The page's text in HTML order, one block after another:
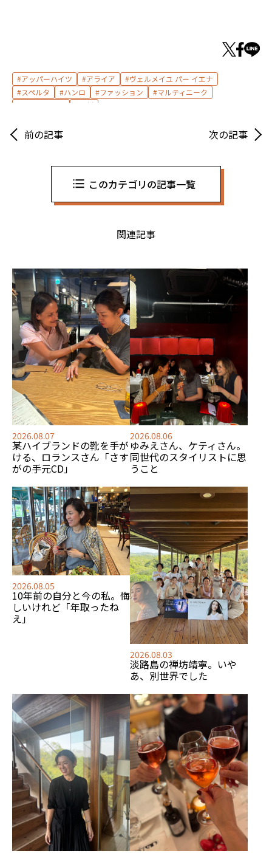
アッパーハイツ アライア
ヴェルメイユ パー イエナ
スペルタ
ハンロ ファッション
マルティニーク
素材
前の記事 次の記事
このカテゴリの記事一覧
関連記事
2026.08.07
某ハイブランドの靴を手が
ける、 ロランスさん「さす
がの手元CD」
2026.08.06
ゆみえさん、ケティさん。
同世代のスタイリストに思
うこと
2026.08.05
10年前の自分と今の私。悔
しいけれど「年取ったね
え」
2026.08.03
淡路島の禅坊靖寧。いや
あ、別世界でした